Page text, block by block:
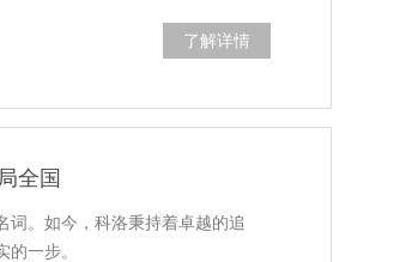
了解详情
全国
词。如今，科洛秉持着卓越的追
一步。